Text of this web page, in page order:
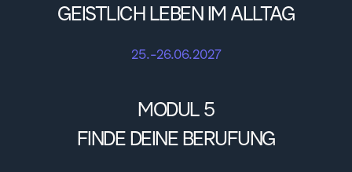
GEISTLICH LEBEN IM ALLTAG
25.-26.06.2027
MODUL 5
FINDE DEINE BERUFUNG